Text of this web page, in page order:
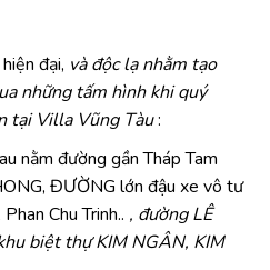
đại, và độc lạ nhằm tạo
những tấm hình khi quý
tại Villa Vũng Tàu:
nằm đường gần Tháp Tam
ĐƯỜNG lớn đậu xe vô tư
Chu Trinh.. , đường LÊ
biệt thự KIM NGÂN, KIM